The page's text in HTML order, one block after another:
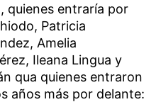
quienes entraría por
Patricia
Amelia
Ileana Lingua y
qua quienes entraron
años más por delante: